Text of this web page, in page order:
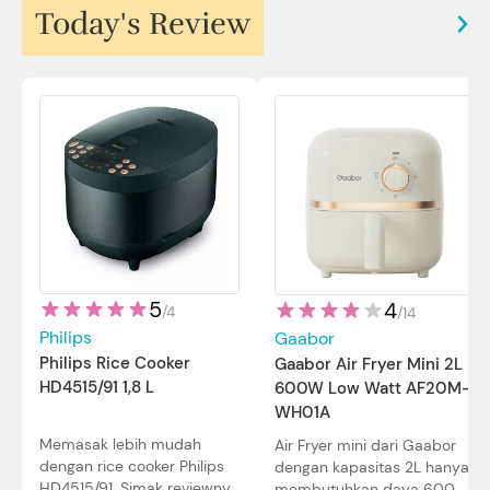
Today's Review
5/4
Philips
Philips Rice Cooker
HD4515/91 1,8 L
Memasak lebih mudah
dengan rice cooker Philips
4/14
Gaabor
Gaabor Air Fryer Mini 2L
600W Low Watt AF20M-
WH01A
Air Fryer mini dari Gaabor
dengan kapasitas 2L hanya